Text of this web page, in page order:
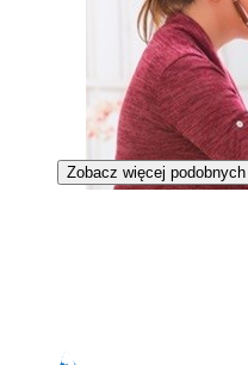
Zobacz więcej podobnych